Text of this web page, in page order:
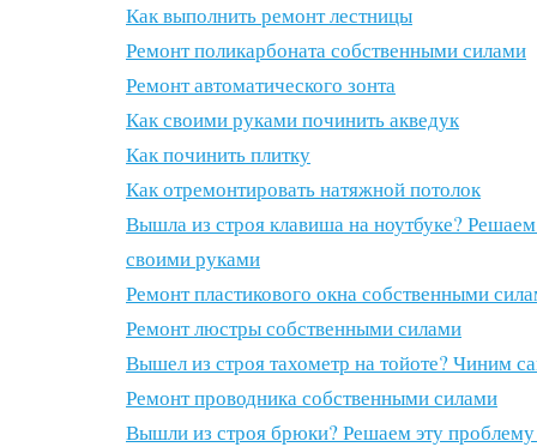
Как выполнить ремонт лестницы
Ремонт поликарбоната собственными силами
Ремонт автоматического зонта
Как своими руками починить акведук
Как починить плитку
Как отремонтировать натяжной потолок
Вышла из строя клавиша на ноутбуке?
своими руками
Ремонт пластикового окна собственными
Ремонт люстры собственными силами
Вышел из строя тахометр на тойоте? Чиним
Ремонт проводника собственными силами
Вышли из строя брюки? Решаем эту